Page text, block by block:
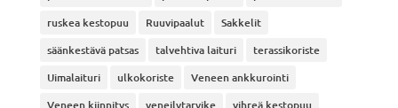
ruskea kestopuu
Ruuvipaalut
Sakkelit
säänkestävä patsas
talvehtiva laituri
terassikoriste
Uimalaituri
ulkokoriste
Veneen ankkurointi
Veneen kiinnitys
veneilytarvike vihreä kestopuu